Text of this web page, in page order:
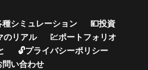
種シミュレーション
💴投資
のリアル
💹ポートフォリオ
🔓プライバシーポリシー
問い合わせ